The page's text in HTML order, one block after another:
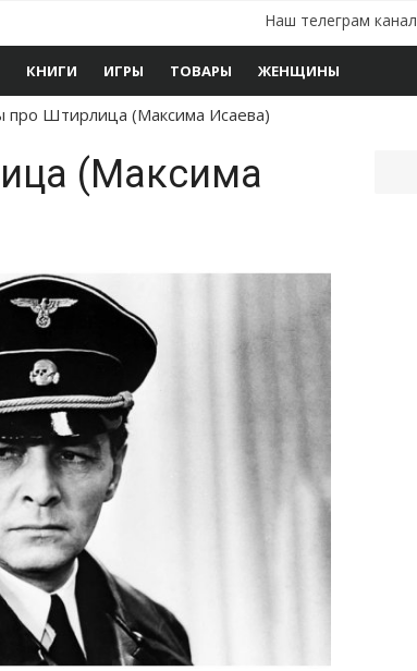
Наш телеграм канал
КНИГИ ИГРЫ ТОВАРЫ ЖЕНЩИНЫ
Штирлица (Максима Исаева)
(Максима